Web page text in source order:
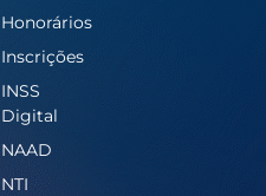
Honorários
Inscrições
INSS
Digital
NAAD
NTI